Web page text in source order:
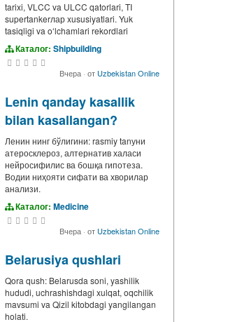
tarixi, VLCC va ULCC qatorlari, TI
supertankerлар xususiyatlari. Yuk
tasiqligi va oʻlchamlari rekordlari
Каталог: Shipbuilding
Вчера · от Uzbekistan Online
Lenin qanday kasallik
bilan kasallangan?
Ленин нинг бўлигини: rasmiy tanуни
атеросклероз, алтернатив халаси
нейросифилис ва бошқа гипотеза.
Водии ниҳояти сифати ва хворилар
анализи.
Каталог: Medicine
Вчера · от Uzbekistan Online
Belarusiya qushlari
Qora qush: Belarusda soni, yashilik
hududi, uchrashishdagi xulqat, oqchilik
mavsumi va Qizil kitobdagi yangilangan
holati.